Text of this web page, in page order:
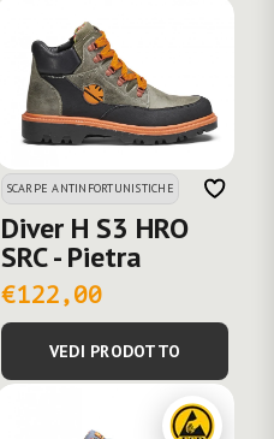
SCARPE ANTINFORTUNISTICHE
Diver H S3 HRO
SRC - Pietra
€122,00
VEDI PRODOTTO